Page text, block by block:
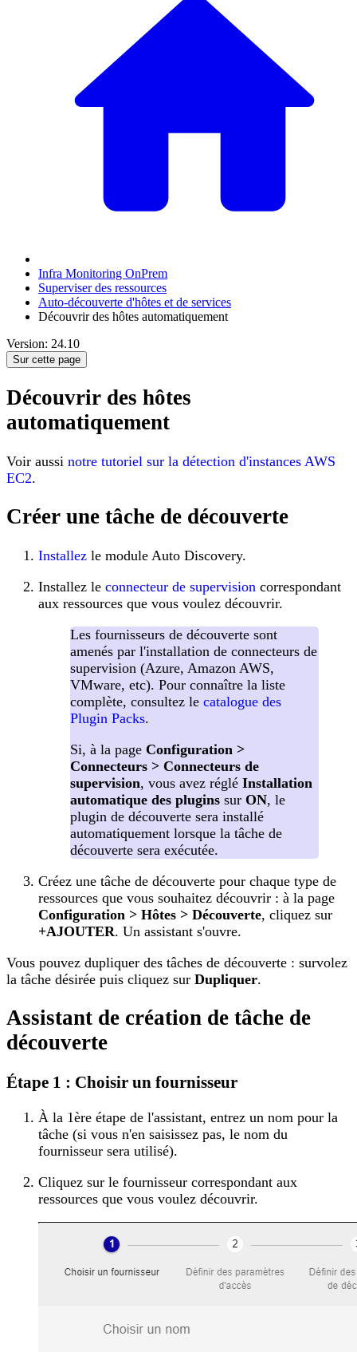
Infra Monitoring OnPrem
Superviser des ressources
Auto-découverte d'hôtes et de services
Découvrir des hôtes automatiquement
Version: 24.10
Sur cette page
Découvrir des hôtes
automatiquement
Voir aussi notre tutoriel sur la détection d'instances AWS
EC2.
Créer une tâche de découverte
Installez le module Auto Discovery.
Installez le connecteur de supervision correspondant
aux ressources que vous voulez découvrir.
Les fournisseurs de découverte sont
amenés par l'installation de connecteurs de
supervision (Azure, Amazon AWS,
VMware, etc). Pour connaître la liste
complète, consultez le catalogue des
Plugin Packs.
Si, à la page Configuration >
Connecteurs > Connecteurs de
supervision, vous avez réglé Installation
automatique des plugins sur ON, le
plugin de découverte sera installé
automatiquement lorsque la tâche de
découverte sera exécutée.
Créez une tâche de découverte pour chaque type de
ressources que vous souhaitez découvrir : à la page
Configuration > Hôtes > Découverte, cliquez sur
+AJOUTER. Un assistant s'ouvre.
Vous pouvez dupliquer des tâches de découverte : survolez
la tâche désirée puis cliquez sur Dupliquer.
Assistant de création de tâche de
découverte
Étape 1 : Choisir un fournisseur
À la 1ère étape de l'assistant, entrez un nom pour la
tâche (si vous n'en saisissez pas, le nom du
fournisseur sera utilisé).
Cliquez sur le fournisseur correspondant aux
ressources que vous voulez découvrir.